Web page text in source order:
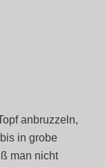
anbruzzeln,
in grobe
man nicht